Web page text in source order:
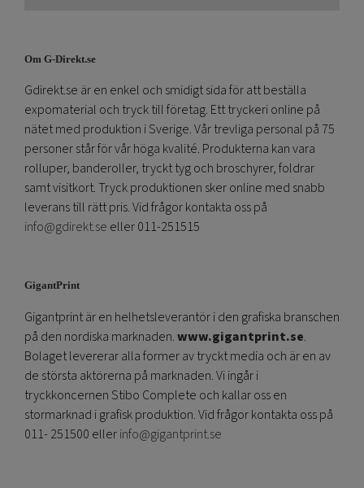
Om G-Direkt.se
Gdirekt.se är en enkel och smidigt sida för att beställa
expomaterial och tryck till företag. Ett tryckeri online på
nätet med produktion i Sverige. Vår trevliga personal på 75
personer står för vår höga kvalité. Produkterna kan vara
rolluper, banderoller, tryckt tyg och broschyrer, foldrar
samt visitkort. Tryck produktionen sker online med snabb
leverans till rätt pris. Vid frågor kontakta oss på
info@gdirekt.se eller 011-251515
GigantPrint
Gigantprint är en helhetsleverantör i den grafiska branschen
på den nordiska marknaden.www.gigantprint.se.
Bolaget levererar alla former av tryckt media och är en av
de största aktörerna på marknaden. Vi ingår i
tryckkoncernen Stibo Complete och kallar oss en
stormarknad i grafisk produktion. Vid frågor kontakta oss på
011- 251500 ellerinfo@gigantprint.se